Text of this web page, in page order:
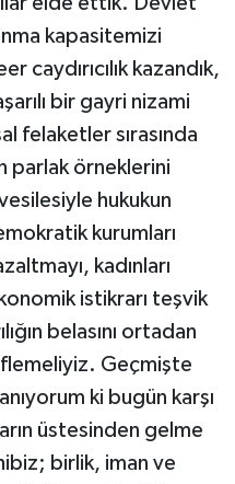
kapasitemizi
caydırıcılık kazandık,
bir gayri nizami
felaketler sırasında
parlak örneklerini
hukukun
kurumları
kadınları
istikrarı teşvik
belasını ortadan
Geçmişte
ki bugün karşı
üstesinden gelme
birlik, iman ve